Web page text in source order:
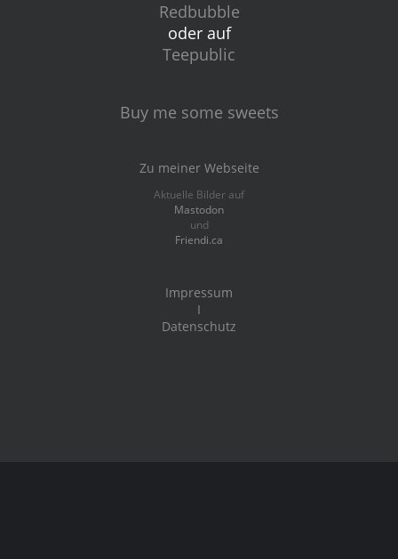
Redbubble
oder auf
Teepublic
Buy me some sweets
Zu meiner Webseite
Aktuelle Bilder auf
Mastodon
und
Friendi.ca
Impressum
I
Datenschutz